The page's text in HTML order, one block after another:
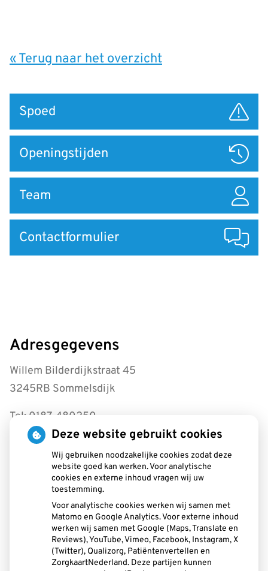
« Terug naar het overzicht
naar
Spoed
Openingstijden
Team
Contactformulier
Adresgegevens
Willem Bilderdijkstraat 45
3245RB Sommelsdijk
Tel: 0187-480250
info@tpwestplaat.nl
Openingstijden
Maandag:
08.30 - 17.30
Woensdag:
08.30 - 17.30
Donderdag:
08.30 - 17.30
08.30 - 16.00
Deze website gebruikt cookies
Wij gebruiken noodzakelijke cookies zodat deze
website goed kan werken. Voor analytische
cookies en externe inhoud vragen wij uw
toestemming.
Voor analytische cookies werken wij samen met
Matomo en Google Analytics. Voor externe inhoud
werken wij samen met Google (Maps, Translate en
Reviews), YouTube, Vimeo, Facebook, Instagram, X
(Twitter), Qualizorg, Patiëntenvertellen en
ZorgkaartNederland. Deze partijen kunnen